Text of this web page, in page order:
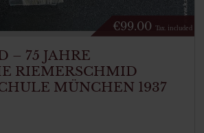
€99.00 Tax. included
– 75 JAHRE
RIEMERSCHMID
MÜNCHEN 1937